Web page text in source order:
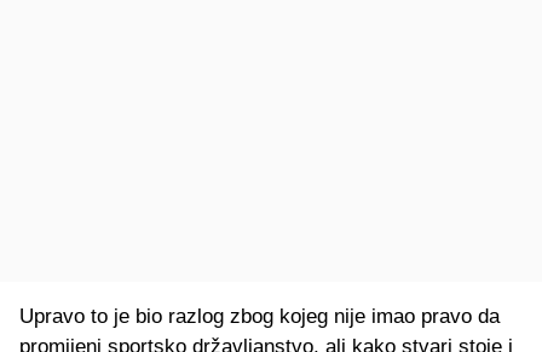
Upravo to je bio razlog zbog kojeg nije imao pravo da
promijeni sportsko državljanstvo, ali kako stvari stoje i